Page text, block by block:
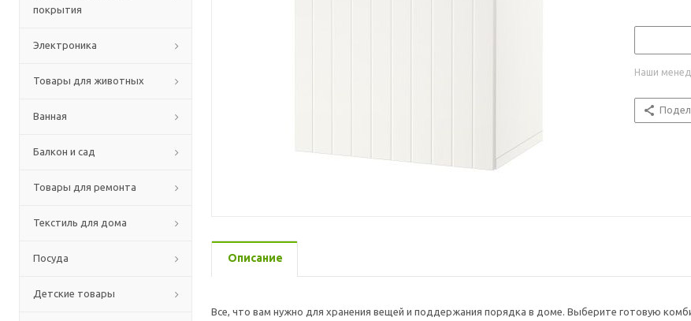
покрытия
Электроника
Товары для животных
Ванная
Балкон и сад
Товары для ремонта
Текстиль для дома
Посуда
Детские товары
Наши
Описание
Все, что вам нужно для хранения вещей и поддержания порядка в доме. Выберите готовую